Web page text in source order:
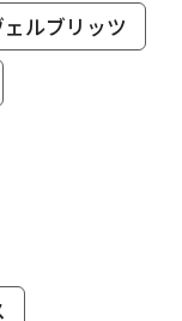
ルブリッツ